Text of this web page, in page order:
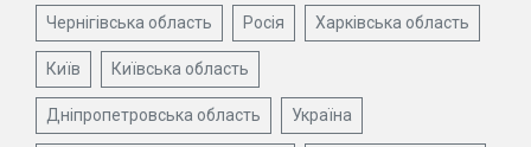
Чернігівська область Росія Харківська область
Київ Київська область
Дніпропетровська область Україна